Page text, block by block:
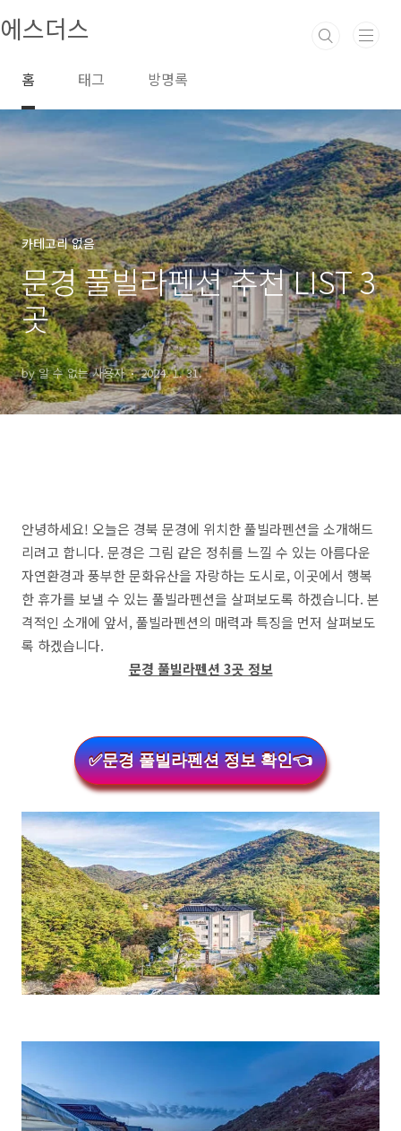
에스더스
홈 태그 방명록
카테고리 없음
문경 풀빌라펜션 추천 LIST 3
곳
by 알 수 없는 사용자 2024. 1. 31.
안녕하세요! 오늘은 경북 문경에 위치한 풀빌라펜션을 소개해드
리려고 합니다. 문경은 그림 같은 정취를 느낄 수 있는 아름다운
자연환경과 풍부한 문화유산을 자랑하는 도시로, 이곳에서 행복
한 휴가를 보낼 수 있는 풀빌라펜션을 살펴보도록 하겠습니다. 본
격적인 소개에 앞서, 풀빌라펜션의 매력과 특징을 먼저 살펴보도
록 하겠습니다.
문경 풀빌라펜션 3곳 정보
✅문경 풀빌라펜션 정보 확인👈